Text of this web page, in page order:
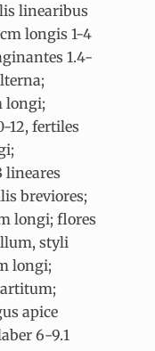
linearibus
longis 1-4
1.4-
longi;
12, fertiles
lineares
breviores;
longi; flores
styli
longi;
apice
6-9.1